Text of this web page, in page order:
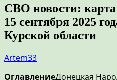
СВО новости:
15 сентября 2025
Курской области
Artem33
ОглавлениеДонецкая